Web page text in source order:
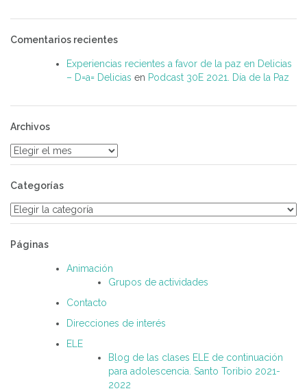
Comentarios recientes
Experiencias recientes a favor de la paz en Delicias
– D=a= Delicias en Podcast 30E 2021. Día de la Paz
Archivos
Archivos
Categorías
Categorías
Páginas
Animación
Grupos de actividades
Contacto
Direcciones de interés
ELE
Blog de las clases ELE de continuación
para adolescencia. Santo Toribio 2021-
2022